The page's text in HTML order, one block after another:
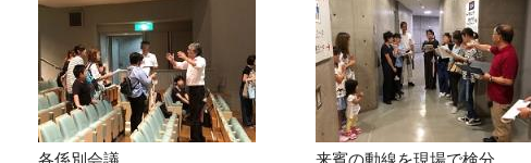
各係別会議 来賓の動線を現場で検分